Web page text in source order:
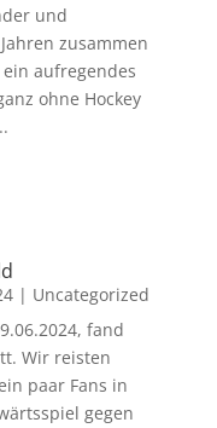
und
zusammen
aufregendes
ohne Hockey
| Uncategorized
fand
Wir reisten
paar Fans in
gegen